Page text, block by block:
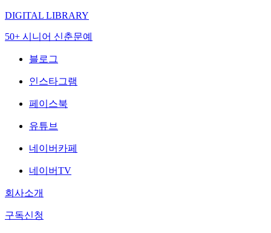
DIGITAL LIBRARY
50+ 시니어 신춘문예
블로그
인스타그램
페이스북
유튜브
네이버카페
네이버TV
회사소개
구독신청